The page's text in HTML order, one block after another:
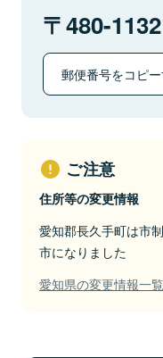
480-1132
郵便番号をコピ
ご注意
住所等の変更情報
愛知郡長久手町は市
市になりました
愛知県の変更情報一